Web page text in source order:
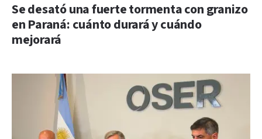
Se desató una fuerte tormenta con granizo
en Paraná: cuánto durará y cuándo
mejorará